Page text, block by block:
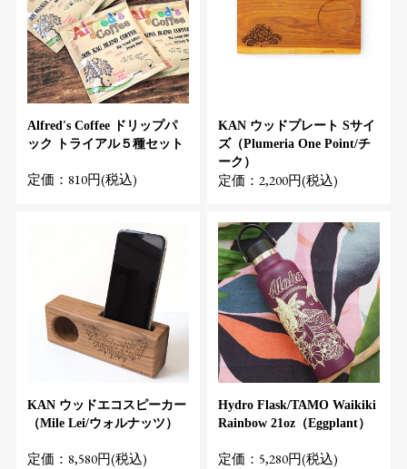
Alfred's Coffee ドリップパ
ック トライアル５種セット
定価：810円(税込)
KAN ウッドプレート Sサイ
ズ（Plumeria One Point/チ
ーク）
定価：2,200円(税込)
KAN ウッドエコスピーカー
（Mile Lei/ウォルナッツ）
定価：8,580円(税込)
Hydro Flask/TAMO Waikiki
Rainbow 21oz（Eggplant）
定価：5,280円(税込)